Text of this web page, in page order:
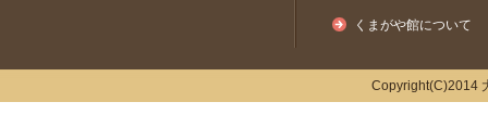
くまがや館について
Copyright(C)2014